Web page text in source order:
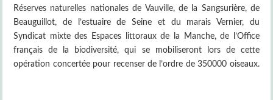
Réserves naturelles nationales de Vauville, de la Sangsurière, de
Beauguillot, de l’estuaire de Seine et du marais Vernier, du
Syndicat mixte des Espaces littoraux de la Manche, de l’Office
français de la biodiversité, qui se mobiliseront lors de cette
opération concertée pour recenser de l’ordre de 350000 oiseaux.